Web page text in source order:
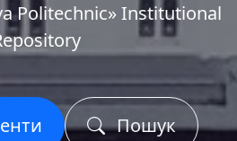
Politechnic» Institutional
Пошук